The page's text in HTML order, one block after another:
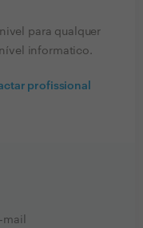
para qualquer
informatico.
profissional